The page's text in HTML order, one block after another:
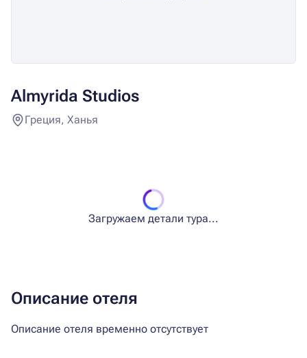
Almyrida Studios
Греция, Ханья
Загружаем детали тура...
Описание отеля
Описание отеля временно отсутствует